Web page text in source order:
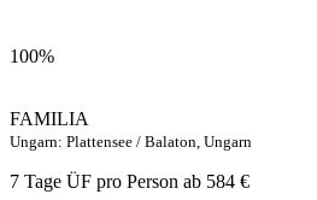
100%
FAMILIA
Ungarn: Plattensee / Balaton, Ungarn
7 Tage ÜF pro Person ab 584 €